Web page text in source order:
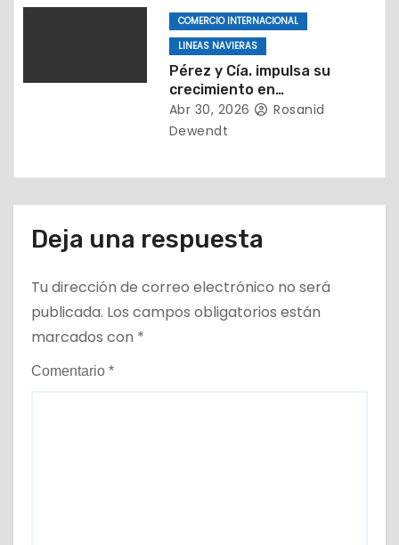
s
COMERCIO INTERNACIONAL
LINEAS NAVIERAS
Pérez y Cía. impulsa su
crecimiento en
Latinoamérica con una
nueva oficina en Venezuela
Abr 30, 2026
Rosanid
Dewendt
Deja una respuesta
Tu dirección de correo electrónico no será
publicada. Los campos obligatorios están
marcados con *
Comentario *